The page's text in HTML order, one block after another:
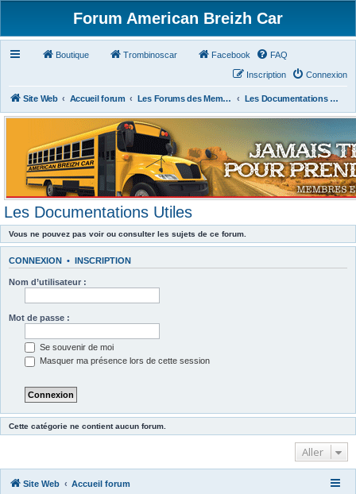
Forum American Breizh Car
Boutique Trombinoscar Facebook FAQ
Connexion
Inscription
Site Web Accueil forum Les Forums des Membres du Club Les Documentations Utiles
Les Documentations Utiles
Vous ne pouvez pas voir ou consulter les sujets de ce forum.
CONNEXION • INSCRIPTION
Nom d’utilisateur :
Mot de passe :
Se souvenir de moi
Masquer ma présence lors de cette session
Cette catégorie ne contient aucun forum.
Aller
Site Web Accueil forum